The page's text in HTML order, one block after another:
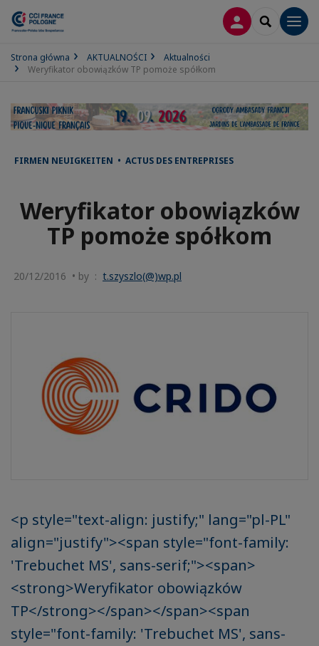
LOGOWANIE
SEARCH
Strona główna AKTUALNOŚCI
Aktualności
Weryfikator obowiązków TP pomoże spółkom
FIRMEN NEUIGKEITEN • ACTUS DES ENTREPRISES
Weryfikator obowiązków
TP pomoże spółkom
20/12/2016 • by : t.szyszlo(@)wp.pl
<p style="text-align: justify;" lang="pl-PL"
align="justify"><span style="font-family:
'Trebuchet MS', sans-serif;"><span>
<strong>Weryfikator obowiązków
TP</strong></span></span><span
style="font-family: 'Trebuchet MS', sans-